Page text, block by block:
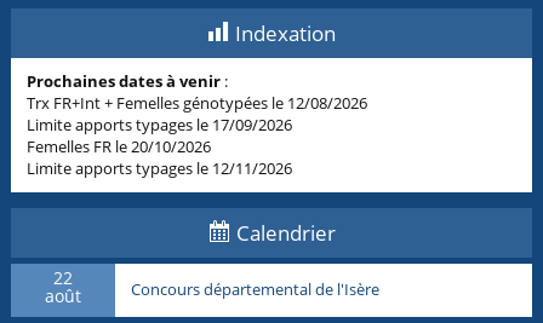
Indexation
Prochaines dates à venir :
Trx FR+Int + Femelles génotypées le 12/08/2026
Limite apports typages le 17/09/2026
Femelles FR le 20/10/2026
Limite apports typages le 12/11/2026
Calendrier
22
août Concours départemental de l'Isère